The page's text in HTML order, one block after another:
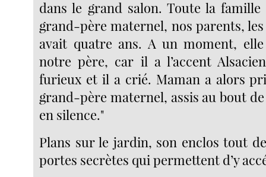
dans le grand salon. Toute la
grand-père maternel, nos parents,
avait quatre ans. A un moment, elle
notre père, car il a l’accent
furieux et il a crié. Maman a alors
grand-père maternel, assis au bout
en silence."
Plans sur le jardin, son enclos tout
portes secrètes qui permettent d’y